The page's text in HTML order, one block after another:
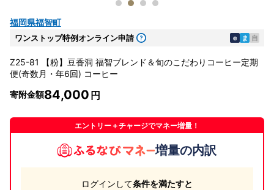
福岡県福智町
ワンストップ特例オンライン申請 e ま 自
Z25-81 【粉】豆香洞 福智ブレンド＆旬のこだわりコーヒー定期
便(奇数月・年6回) コーヒー
寄附金額84,000
エントリー＋チャージでマネー増量！
増量の内訳
ログインして条件を満たすと